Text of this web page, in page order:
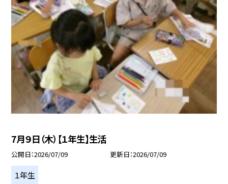
7月９日（木）【１年生】生活
公開日 2026/07/09 更新日 2026/07/09
１年生